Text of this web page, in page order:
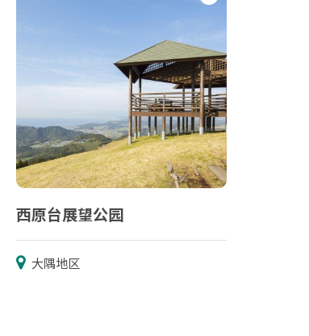
西原台展望公园
大隅地区